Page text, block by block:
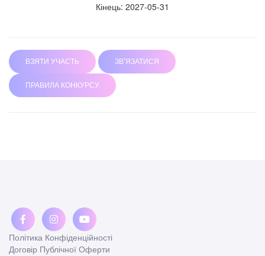
Кінець: 2027-05-31
ВЗЯТИ УЧАСТЬ ЗВ'ЯЗАТИСЯ
ПРАВИЛА КОНКУРСУ
Політика Конфіденційності
Договір Публічної Оферти